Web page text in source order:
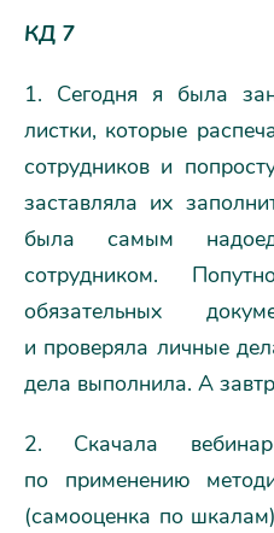
КД 7
1. Сегодня я была
листки, которые
сотрудников и
заставляла их
была самым
сотрудником.
обязательных
и проверяла личные
дела выполнила. А
2. Скачала
по применению
(самооценка по